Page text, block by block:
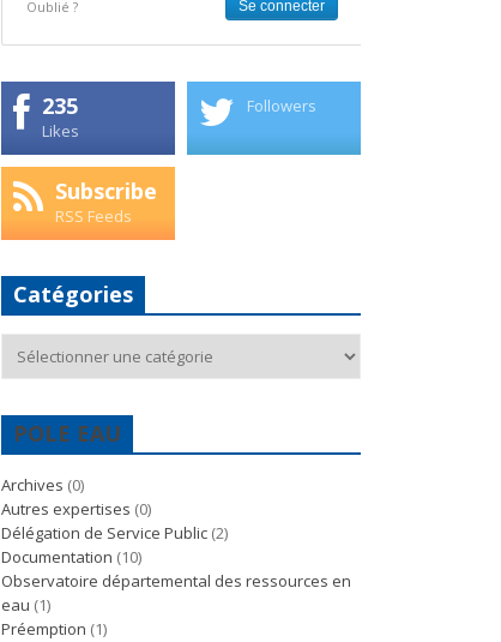
Oublié ?
235
Likes
Followers
Subscribe
RSS Feeds
Catégories
POLE EAU
Archives (0)
Autres expertises (0)
Délégation de Service Public (2)
Documentation (10)
Observatoire départemental des ressources en
eau (1)
Préemption (1)